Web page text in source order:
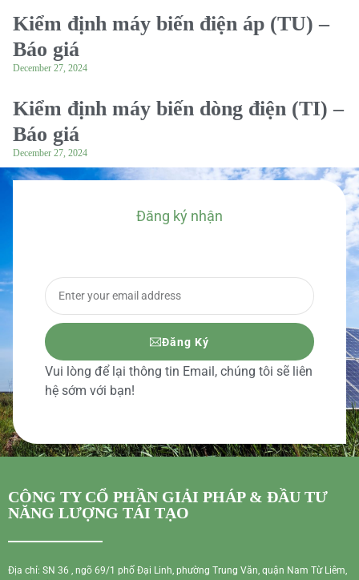
Kiểm định máy biến điện áp (TU) –
Báo giá
December 27, 2024
Kiểm định máy biến dòng điện (TI) –
Báo giá
December 27, 2024
Đăng ký nhận
Đăng Ký
Vui lòng để lại thông tin Email, chúng tôi sẽ liên
hệ sớm với bạn!
CÔNG TY CỔ PHẦN GIẢI PHÁP & ĐẦU TƯ
NĂNG LƯỢNG TÁI TẠO
Địa chỉ: SN 36 , ngõ 69/1 phố Đại Linh, phường Trung Văn, quận Nam Từ Liêm,